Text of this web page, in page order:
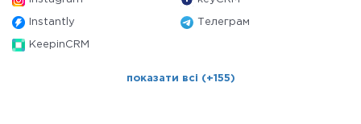
Instantly Телеграм
KeepinCRM
показати всі (+155)